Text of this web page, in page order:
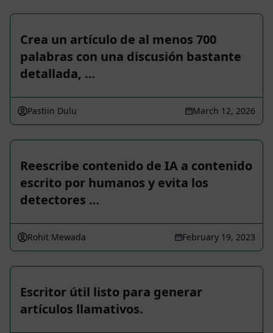
Crea un artículo de al menos 700
palabras con una discusión bastante
detallada, …
Pastiin Dulu March 12, 2026
Reescribe contenido de IA a contenido
escrito por humanos y evita los
detectores …
Rohit Mewada February 19, 2023
Escritor útil listo para generar
artículos llamativos.